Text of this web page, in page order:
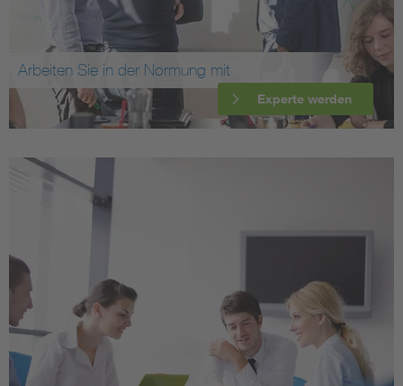
Arbeiten Sie in der Normung mit
Experte werden